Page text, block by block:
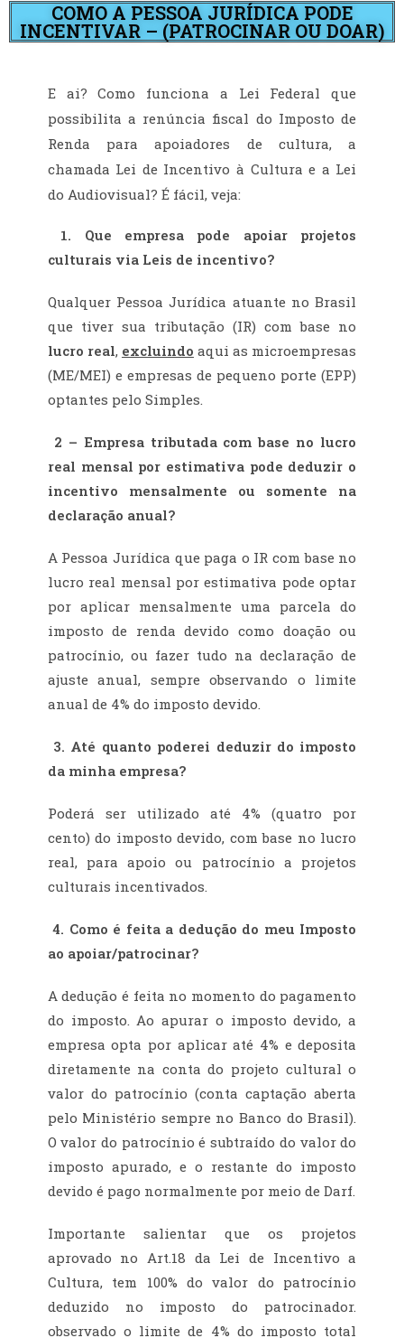
COMO A PESSOA JURÍDICA PODE
INCENTIVAR – (PATROCINAR OU DOAR)
E ai? Como funciona a Lei Federal que
possibilita a renúncia fiscal do Imposto de
Renda para apoiadores de cultura, a
chamada Lei de Incentivo à Cultura e a Lei
do Audiovisual? É fácil, veja:
1. Que empresa pode apoiar projetos
culturais via Leis de incentivo?
Qualquer Pessoa Jurídica atuante no Brasil
que tiver sua tributação (IR) com base no
lucro real, excluindo aqui as microempresas
(ME/MEI) e empresas de pequeno porte (EPP)
optantes pelo Simples.
2 – Empresa tributada com base no lucro
real mensal por estimativa pode deduzir o
incentivo mensalmente ou somente na
declaração anual?
A Pessoa Jurídica que paga o IR com base no
lucro real mensal por estimativa pode optar
por aplicar mensalmente uma parcela do
imposto de renda devido como doação ou
patrocínio, ou fazer tudo na declaração de
ajuste anual, sempre observando o limite
anual de 4% do imposto devido.
3. Até quanto poderei deduzir do imposto
da minha empresa?
Poderá ser utilizado até 4% (quatro por
cento) do imposto devido, com base no lucro
real, para apoio ou patrocínio a projetos
culturais incentivados.
4. Como é feita a dedução do meu Imposto
ao apoiar/patrocinar?
A dedução é feita no momento do pagamento
do imposto. Ao apurar o imposto devido, a
empresa opta por aplicar até 4% e deposita
diretamente na conta do projeto cultural o
valor do patrocínio (conta captação aberta
pelo Ministério sempre no Banco do Brasil).
O valor do patrocínio é subtraído do valor do
imposto apurado, e o restante do imposto
devido é pago normalmente por meio de Darf.
Importante salientar que os projetos
aprovado no Art.18 da Lei de Incentivo a
Cultura, tem 100% do valor do patrocínio
deduzido no imposto do patrocinador.
observado o limite de 4% do imposto total